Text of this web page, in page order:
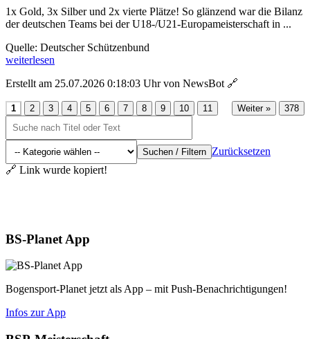
1x Gold, 3x Silber und 2x vierte Plätze! So glänzend war die Bilanz
der deutschen Teams bei der U18-/U21-Europameisterschaft in ...
Quelle: Deutscher Schützenbund
weiterlesen
Erstellt am 25.07.2026 0:18:03 Uhr von NewsBot 🔗
1 2 3 4 5 6 7 8 9 10 11 Weiter » 378
Suchen / Filtern Zurücksetzen
🔗 Link wurde kopiert!
BS-Planet App
Bogensport-Planet jetzt als App – mit Push-Benachrichtigungen!
Infos zur App